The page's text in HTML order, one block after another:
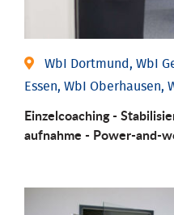
WbI Dortmund, WbI
Essen, WbI Oberhausen,
Einzel­coaching -
aufnahme - Power-and-